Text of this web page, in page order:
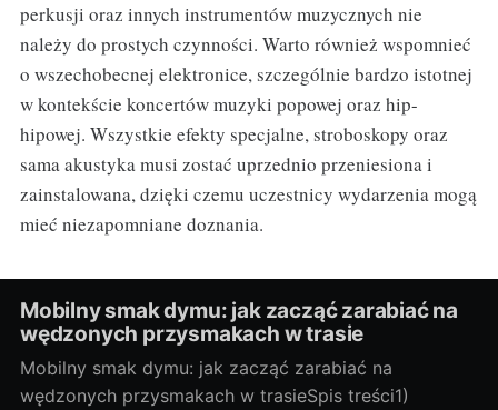
perkusji oraz innych instrumentów muzycznych nie
należy do prostych czynności. Warto również wspomnieć
o wszechobecnej elektronice, szczególnie bardzo istotnej
w kontekście koncertów muzyki popowej oraz hip-
hipowej. Wszystkie efekty specjalne, stroboskopy oraz
sama akustyka musi zostać uprzednio przeniesiona i
zainstalowana, dzięki czemu uczestnicy wydarzenia mogą
mieć niezapomniane doznania.
Mobilny smak dymu: jak zacząć zarabiać na
wędzonych przysmakach w trasie
Mobilny smak dymu: jak zacząć zarabiać na
wędzonych przysmakach w trasieSpis treści1)